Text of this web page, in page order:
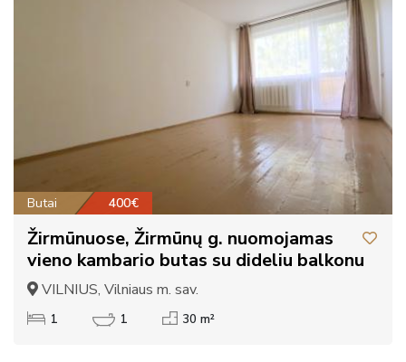
Butai 400€
Žirmūnuose, Žirmūnų g. nuomojamas
vieno kambario butas su dideliu balkonu
VILNIUS, Vilniaus m. sav.
1 1 30 m²